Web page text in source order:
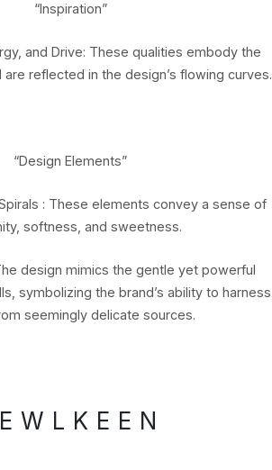
“Inspiration”
and Drive: These qualities embody the
are reflected in the design’s flowing curves.
“Design Elements”
: These elements convey a sense of
softness, and sweetness.
design mimics the gentle yet powerful
symbolizing the brand’s ability to harness
seemingly delicate sources.